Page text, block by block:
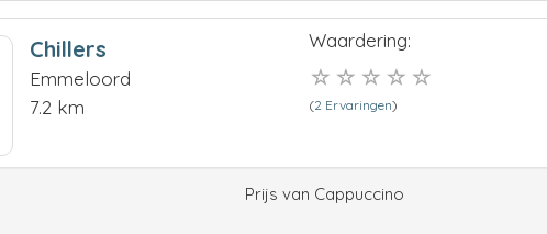
Chillers
Emmeloord
7.2 km
Waardering:
(2 Ervaringen)
Prijs van Cappuccino